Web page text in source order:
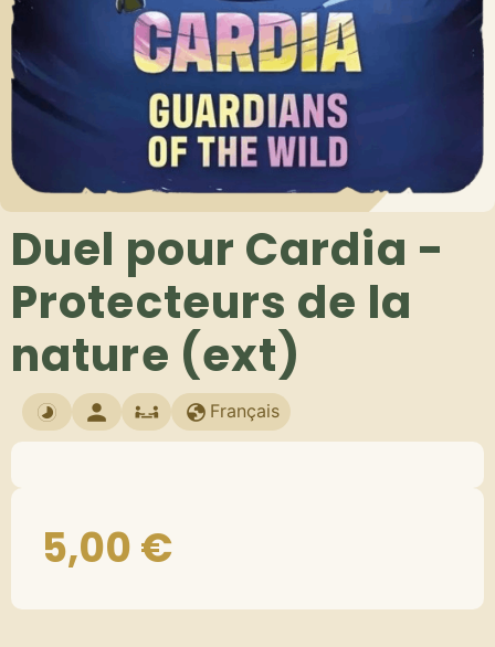
Duel pour Cardia -
Protecteurs de la
nature (ext)
Français
5,00€